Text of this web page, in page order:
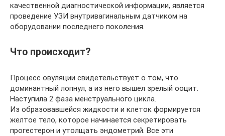
качественной диагностической информации, является
проведение УЗИ внутривагинальным датчиком на
оборудовании последнего поколения.
Что происходит?
Процесс овуляции свидетельствует о том, что
доминантный лопнул, а из него вышел зрелый ооцит.
Наступила 2 фаза менструального цикла.
Из образовавшейся жидкости и клеток формируется
желтое тело, которое начинается секретировать
прогестерон и утолщать эндометрий. Все эти